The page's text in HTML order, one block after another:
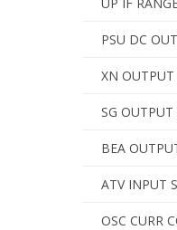
PSU DC
XN OUTPUT
SG OUTPUT
BEA
ATV INPUT
OSC CURR